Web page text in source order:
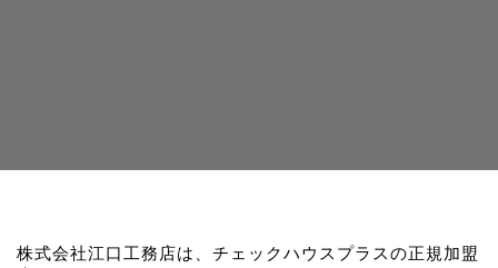
株式会社江口工務店は、チェックハウスプラスの正規加盟